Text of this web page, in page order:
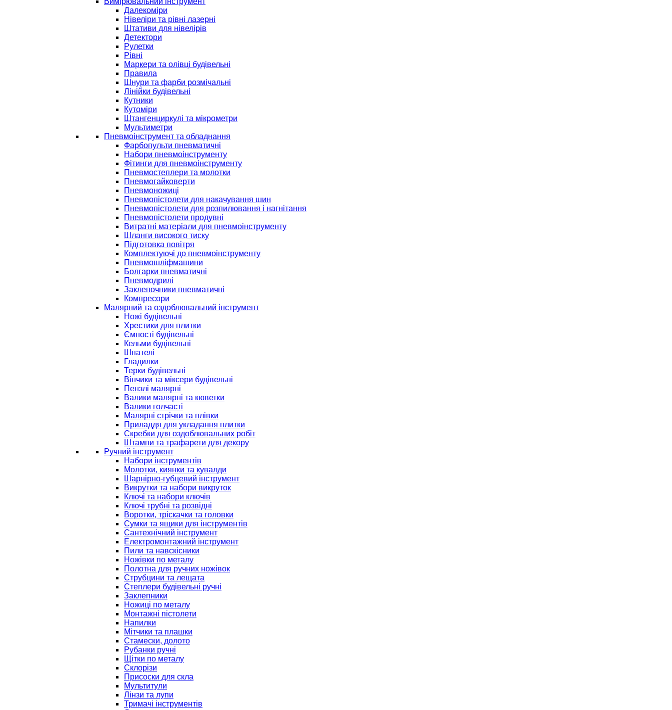
Далекоміри
Нівеліри та рівні лазерні
Штативи для нівелірів
Детектори
Рулетки
Рівні
Маркери та олівці будівельні
Правила
Шнури та фарби розмічальні
Лінійки будівельні
Кутники
Кутоміри
Штангенциркулі та мікрометри
Мультиметри
Пневмоінструмент та обладнання
Фарбопульти пневматичні
Набори пневмоінструменту
Фітинги для пневмоінструменту
Пневмостеплери та молотки
Пневмогайковерти
Пневмоножиці
Пневмопістолети для накачування шин
Пневмопістолети для розпилювання і нагнітання
Пневмопістолети продувні
Витратні матеріали для пневмоінструменту
Шланги високого тиску
Підготовка повітря
Комплектуючі до пневмоінструменту
Пневмошліфмашини
Болгарки пневматичні
Пневмодрилі
Заклепочники пневматичні
Компресори
Малярний та оздоблювальний інструмент
Ножі будівельні
Хрестики для плитки
Ємності будівельні
Кельми будівельні
Шпателі
Гладилки
Терки будівельні
Вінчики та міксери будівельні
Пензлі малярні
Валики малярні та кюветки
Валики голчасті
Малярні стрічки та плівки
Приладдя для укладання плитки
Скребки для оздоблювальних робіт
Штампи та трафарети для декору
Ручний інструмент
Набори інструментів
Молотки, киянки та кувалди
Шарнірно-губцевий інструмент
Викрутки та набори викруток
Ключі та набори ключів
Ключі трубні та розвідні
Воротки, тріскачки та головки
Сумки та ящики для інструментів
Сантехнічний інструмент
Електромонтажний інструмент
Пили та навскісники
Ножівки по металу
Полотна для ручних ножівок
Струбцини та лещата
Степлери будівельні ручні
Заклепники
Ножиці по металу
Монтажні пістолети
Напилки
Мітчики та плашки
Стамески, долото
Рубанки ручні
Щітки по металу
Склорізи
Присоски для скла
Мультитули
Лінзи та лупи
Тримачі інструментів